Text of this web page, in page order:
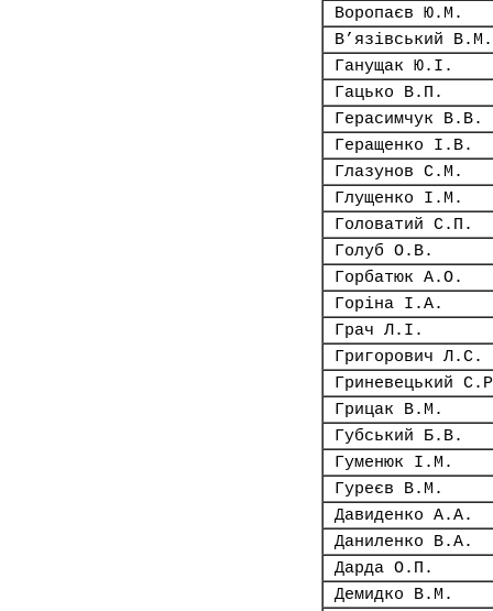
Воропаєв Ю.М.
В’язівський В.М.
Ганущак Ю.І.
Гацько В.П.
Герасимчук В.В.
Геращенко І.В.
Глазунов С.М.
Глущенко І.М.
Головатий С.П.
Голуб О.В.
Горбатюк А.О.
Горіна І.А.
Грач Л.І.
Григорович Л.С.
Гриневецький
Грицак В.М.
Губський Б.В.
Гуменюк І.М.
Гуреєв В.М.
Давиденко А.А.
Даниленко В.А.
Дарда О.П.
Демидко В.М.